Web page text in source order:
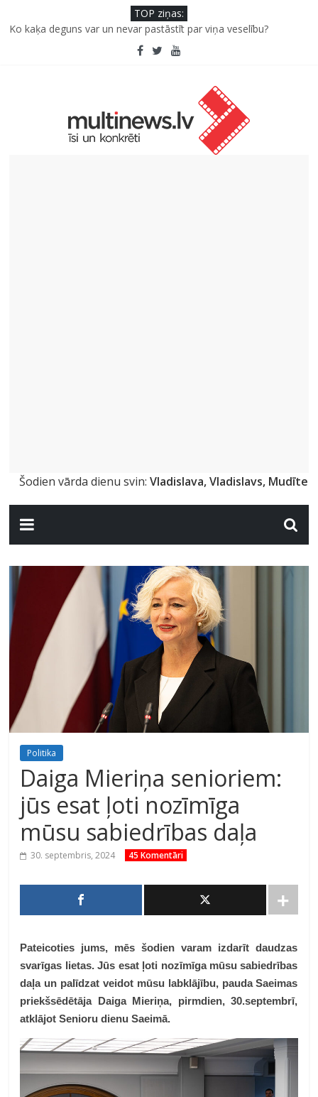
TOP ziņas:
Pēc peldes sāp auss vai kakls? Biežākās kļūdas vasarā un kā no
tām izvairīties
Ko kaķa deguns var un nevar pastāstīt par viņa veselību?
5 svarīgi soļi, lai bērns skolā atgrieztos vesels un gatavs
Pūtēju orķestru svētki Rojā
Šodien vārda dienu svin:Vladislava, Vladislavs, Mudīte
Politika
Daiga Mieriņa senioriem:
jūs esat ļoti nozīmīga
mūsu sabiedrības daļa
30. septembris, 2024 45 Komentāri
Pateicoties jums, mēs šodien varam izdarīt daudzas
svarīgas lietas. Jūs esat ļoti nozīmīga mūsu sabiedrības
daļa un palīdzat veidot mūsu labklājību, pauda Saeimas
priekšsēdētāja Daiga Mieriņa, pirmdien, 30.septembrī,
atklājot Senioru dienu Saeimā.